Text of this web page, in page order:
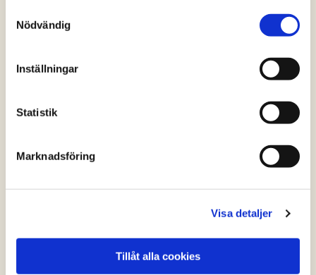
Nödvändig
Inställningar
Statistik
Marknadsföring
Visa detaljer
Tillåt alla cookies
med grön tabasco